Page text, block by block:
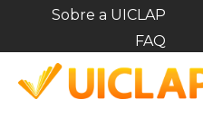
Sobre a UICLAP
FAQ